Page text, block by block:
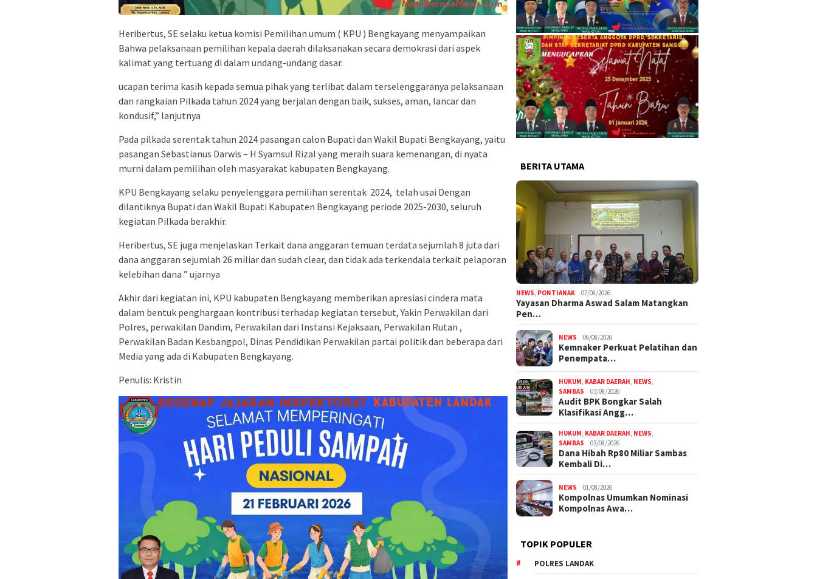
Heribertus, SE selaku ketua komisi Pemilihan umum ( KPU ) Bengkayang menyampaikan
Bahwa pelaksanaan pemilihan kepala daerah dilaksanakan secara demokrasi dari aspek
kalimat yang tertuang di dalam undang-undang dasar.
ucapan terima kasih kepada semua pihak yang terlibat dalam terselenggaranya pelaksanaan
dan rangkaian Pilkada tahun 2024 yang berjalan dengan baik, sukses, aman, lancar dan
kondusif,” lanjutnya
Pada pilkada serentak tahun 2024 pasangan calon Bupati dan Wakil Bupati Bengkayang, yaitu
pasangan Sebastianus Darwis – H Syamsul Rizal yang meraih suara kemenangan, di nyata
murni dalam pemilihan oleh masyarakat kabupaten Bengkayang.
KPU Bengkayang selaku penyelenggara pemilihan serentak 2024, telah usai Dengan
dilantiknya Bupati dan Wakil Bupati Kabupaten Bengkayang periode 2025-2030, seluruh
kegiatan Pilkada berakhir.
Heribertus, SE juga menjelaskan Terkait dana anggaran temuan terdata sejumlah 8 juta dari
dana anggaran sejumlah 26 miliar dan sudah clear, dan tidak ada terkendala terkait pelaporan
kelebihan dana ” ujarnya
Akhir dari kegiatan ini, KPU kabupaten Bengkayang memberikan apresiasi cindera mata
dalam bentuk penghargaan kontribusi terhadap kegiatan tersebut, Yakin Perwakilan dari
Polres, perwakilan Dandim, Perwakilan dari Instansi Kejaksaan, Perwakilan Rutan ,
Perwakilan Badan Kesbangpol, Dinas Pendidikan Perwakilan partai politik dan beberapa dari
Media yang ada di Kabupaten Bengkayang.
Penulis: Kristin
BERITA UTAMA
NEWS PONTIANAK 07/08/2026
Yayasan Dharma Aswad Salam Matangkan
Pen…
NEWS 06/08/2026
Kemnaker Perkuat Pelatihan dan
Penempata…
HUKUM KABAR DAERAH NEWS
SAMBAS
03/08/2026
Audit BPK Bongkar Salah
Klasifikasi Angg…
HUKUM KABAR DAERAH NEWS
SAMBAS
03/08/2026
Dana Hibah Rp80 Miliar Sambas
Kembali Di…
NEWS 01/08/2026
Kompolnas Umumkan Nominasi
Kompolnas Awa…
TOPIK POPULER
POLRES LANDAK